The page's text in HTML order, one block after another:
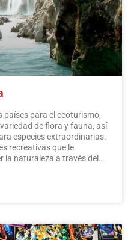
países para el ecoturismo,
de flora y fauna, así
especies extraordinarias.
recreativas que le
la naturaleza a través del
y aves. En todo
es un paraíso para el